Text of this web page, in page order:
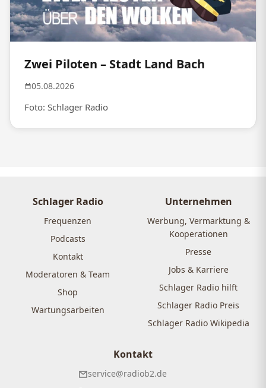
Zwei Piloten – Stadt Land Bach
05.08.2026
Foto: Schlager Radio
Schlager Radio
Frequenzen
Podcasts
Kontakt
Moderatoren & Team
Shop
Wartungsarbeiten
Unternehmen
Werbung, Vermarktung &
Kooperationen
Presse
Jobs & Karriere
Schlager Radio hilft
Schlager Radio Preis
Schlager Radio Wikipedia
Kontakt
service@radiob2.de